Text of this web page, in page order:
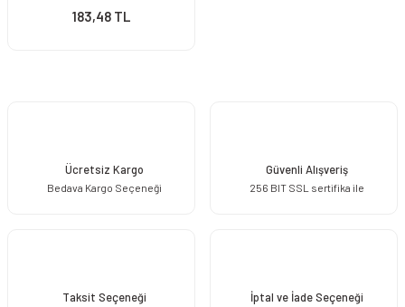
183,48 TL
Ücretsiz Kargo
Bedava Kargo Seçeneği
Güvenli Alışveriş
256 BIT SSL sertifika ile
Taksit Seçeneği İptal ve İade Seçeneği